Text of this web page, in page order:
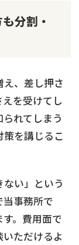
分割・
、差し押さ
を受けてし
れてしまう
を講じるこ
い」という
事務所で
。費用面で
ただけるよ